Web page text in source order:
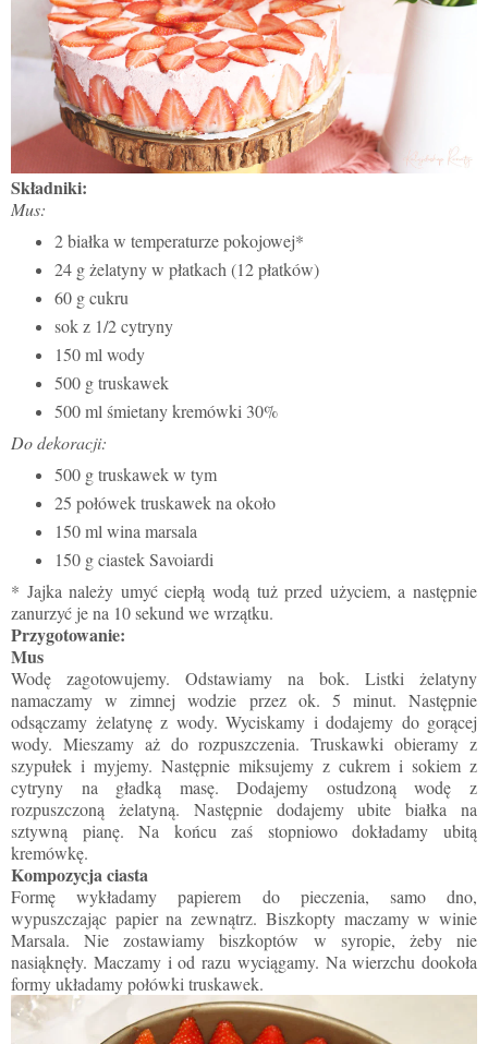
Składniki:
Mus:
2 białka w temperaturze pokojowej*
24 g żelatyny w płatkach (12 płatków)
60 g cukru
sok z 1/2 cytryny
150 ml wody
500 g truskawek
500 ml śmietany kremówki 30%
Do dekoracji:
500 g truskawek w tym
25 połówek truskawek na około
150 ml wina marsala
150 g ciastek Savoiardi
* Jajka należy umyć ciepłą wodą tuż przed użyciem, a następnie
zanurzyć je na 10 sekund we wrzątku.
Przygotowanie:
Mus
Wodę zagotowujemy. Odstawiamy na bok. Listki żelatyny
namaczamy w zimnej wodzie przez ok. 5 minut. Następnie
odsączamy żelatynę z wody. Wyciskamy i dodajemy do gorącej
wody. Mieszamy aż do rozpuszczenia. Truskawki obieramy z
szypułek i myjemy. Następnie miksujemy z cukrem i sokiem z
cytryny na gładką masę. Dodajemy ostudzoną wodę z
rozpuszczoną żelatyną. Następnie dodajemy ubite białka na
sztywną pianę. Na końcu zaś stopniowo dokładamy ubitą
kremówkę.
Kompozycja ciasta
Formę wykładamy papierem do pieczenia, samo dno,
wypuszczając papier na zewnątrz. Biszkopty maczamy w winie
Marsala. Nie zostawiamy biszkoptów w syropie, żeby nie
nasiąknęły. Maczamy i od razu wyciągamy. Na wierzchu dookoła
formy układamy połówki truskawek.